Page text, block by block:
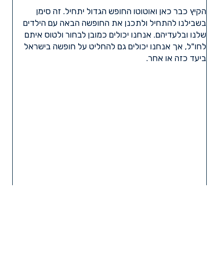
הקיץ כבר כאן ואוטוטו החופש הגדול יתחיל. זה סימן
בשבילנו להתחיל ולתכנן את החופשה הבאה עם הילדים
שלנו ובלעדיהם. אנחנו יכולים כמובן לבחור ולטוס איתם
לחו"ל, אך אנחנו יכולים גם להחליט על חופשה בישראל
ביעד כזה או אחר.